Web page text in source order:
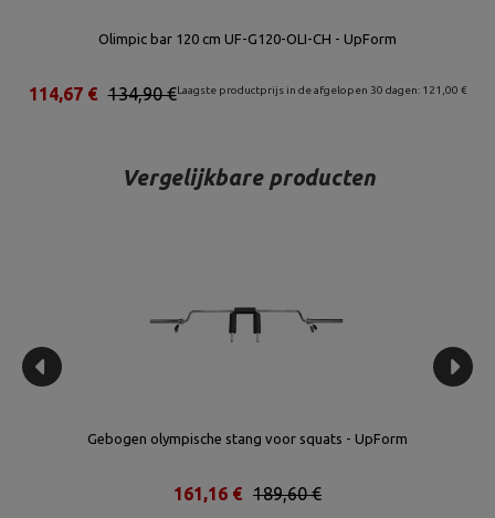
Olimpic bar 120 cm UF-G120-OLI-CH - UpForm
Laagste productprijs in de afgelopen 30 dagen: 121,00 €
134,90 €
114,67 €
Vergelijkbare producten
Gebogen olympische stang voor squats - UpForm
189,60 €
161,16 €